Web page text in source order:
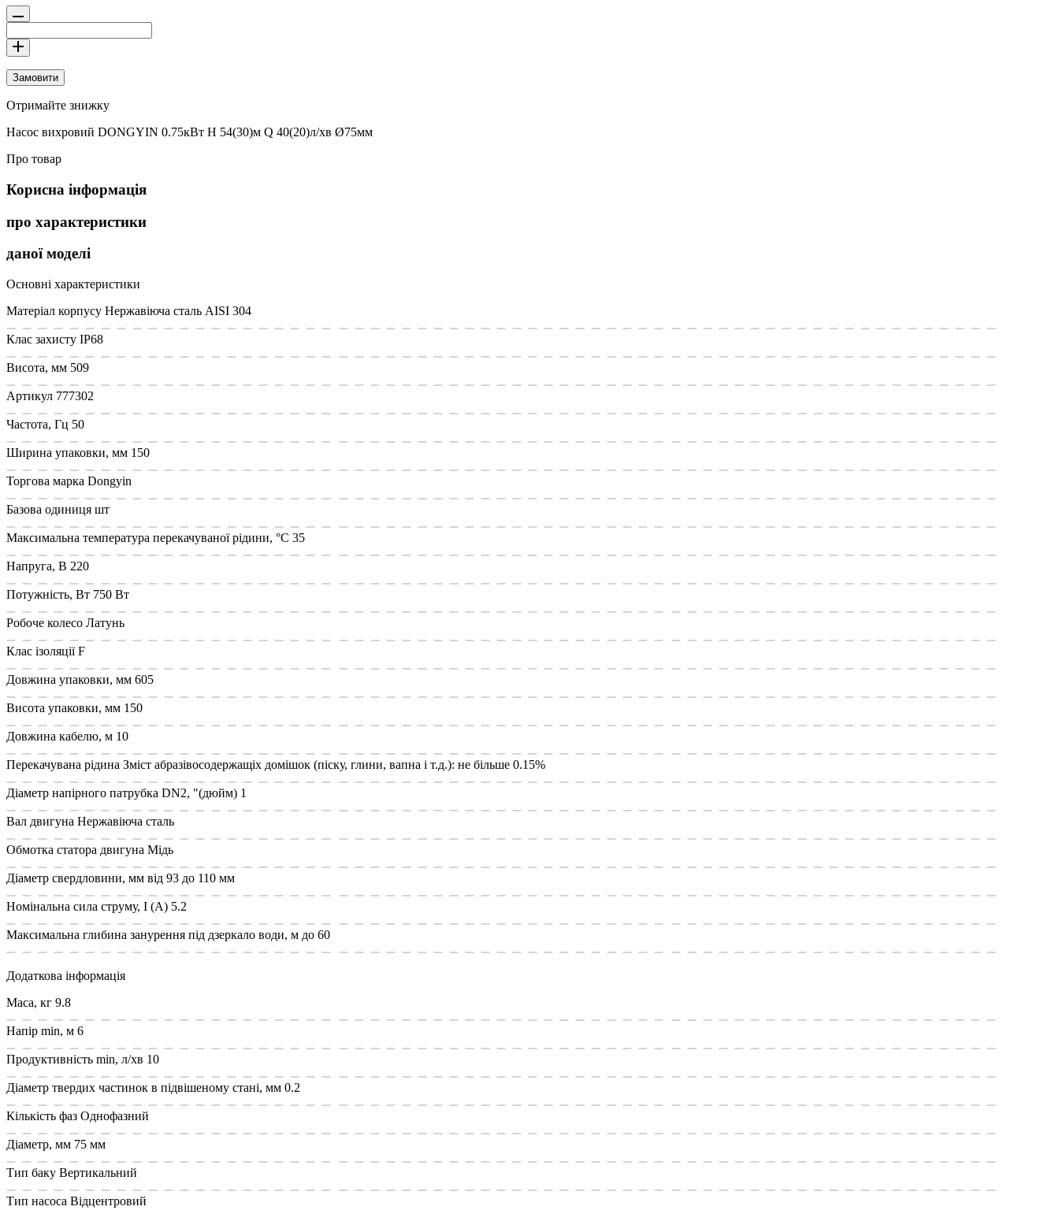
Замовити
Отримайте знижку
Насос вихровий DONGYIN 0.75кВт H 54(30)м Q 40(20)л/хв Ø75мм
Про товар
Корисна інформація
про характеристики
даної моделі
Основні характеристики
Матеріал корпусу Нержавіюча сталь AISI 304
Клас захисту IP68
Висота, мм 509
Артикул 777302
Частота, Гц 50
Ширина упаковки, мм 150
Торгова марка Dongyin
Базова одиниця шт
Максимальна температура перекачуваної рідини, °C 35
Напруга, В 220
Потужність, Вт 750 Вт
Робоче колесо Латунь
Клас ізоляції F
Довжина упаковки, мм 605
Висота упаковки, мм 150
Довжина кабелю, м 10
Перекачувана рідина Зміст абразівосодержащіх домішок (піску, глини, вапна і т.д.): не більше 0.15%
Діаметр напірного патрубка DN2, "(дюйм) 1
Вал двигуна Нержавіюча сталь
Обмотка статора двигуна Мідь
Діаметр свердловини, мм від 93 до 110 мм
Номінальна сила струму, I (А) 5.2
Максимальна глибина занурення під дзеркало води, м до 60
Додаткова інформація
Маса, кг 9.8
Напір min, м 6
Продуктивність min, л/хв 10
Діаметр твердих частинок в підвішеному стані, мм 0.2
Кількість фаз Однофазний
Діаметр, мм 75 мм
Тип баку Вертикальний
Тип насоса Відцентровий